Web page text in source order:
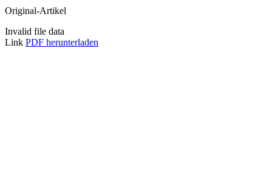
Original-Artikel
Invalid file data
Link PDF herunterladen